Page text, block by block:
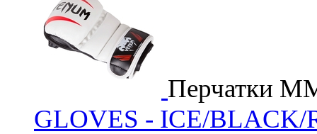
Перчатки
GLOVES - ICE/BLACK/